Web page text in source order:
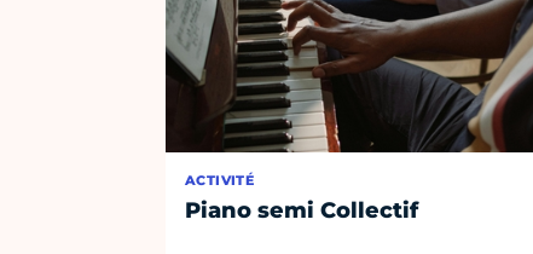
ACTIVITÉ
Piano semi Collectif